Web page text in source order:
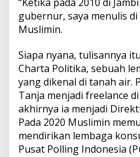
gubernur, saya menulis di
Muslimin.
Siapa nyana, tulisannya
Charta Politika, sebuah
yang dikenal di tanah air.
Tanja menjadi freelance
akhirnya ia menjadi
Pada 2020 Muslimin
mendirikan lembaga
Pusat Polling Indonesia